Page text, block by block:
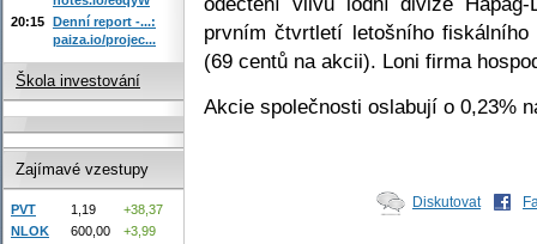
prvním čtvrtletí letošního
(69 centů na akcii). Loni firma
Akcie společnosti oslabují o 0,23%
Diskutovat
20:15 Denní report -...:
paiza.io/projec...
Škola investování
Zajímavé vzestupy
PVT 1,19
+38,37
NLOK
600,00
+3,99